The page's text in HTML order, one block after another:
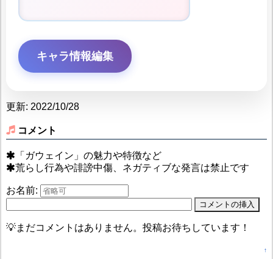
キャラ情報編集
更新: 2022/10/28
コメント
「ガウェイン」の魅力や特徴など
荒らし行為や誹謗中傷、ネガティブな発言は禁止です
お名前:
💡まだコメントはありません。投稿お待ちしています！
↑